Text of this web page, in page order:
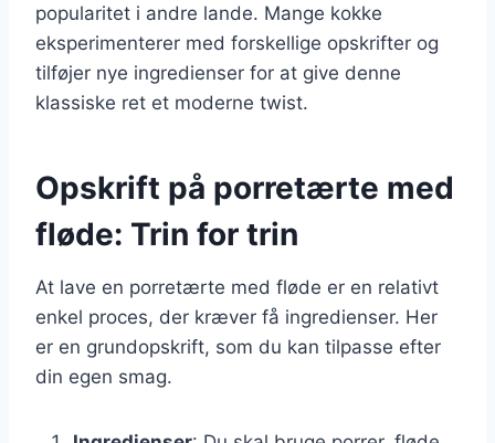
popularitet i andre lande. Mange kokke
eksperimenterer med forskellige opskrifter og
tilføjer nye ingredienser for at give denne
klassiske ret et moderne twist.
Opskrift på porretærte med
fløde: Trin for trin
At lave en porretærte med fløde er en relativt
enkel proces, der kræver få ingredienser. Her
er en grundopskrift, som du kan tilpasse efter
din egen smag.